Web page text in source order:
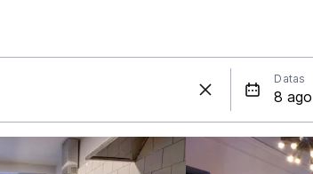
Datas